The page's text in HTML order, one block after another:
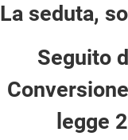
La seduta,
Seguito
legge